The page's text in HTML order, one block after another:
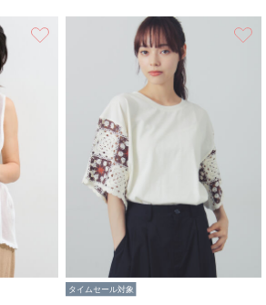
タイムセール対象